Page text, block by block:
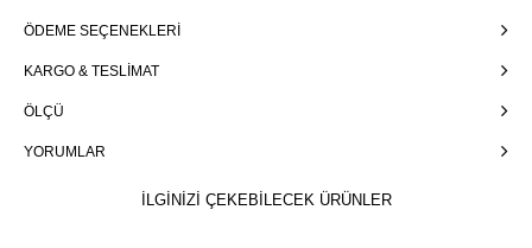
ÖDEME SEÇENEKLERI
KARGO & TESLIMAT
ÖLÇÜ
YORUMLAR
İLGİNİZİ ÇEKEBİLECEK ÜRÜNLER